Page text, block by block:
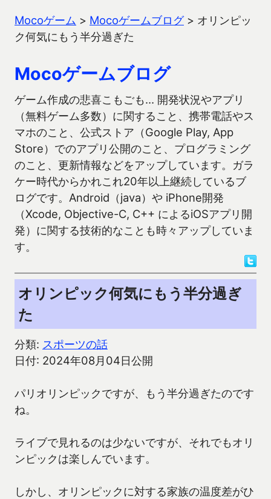
Mocoゲーム > Mocoゲームブログ> オリンピッ
ク何気にもう半分過ぎた
Mocoゲームブログ
ゲーム作成の悲喜こもごも… 開発状況やアプリ
（無料ゲーム多数）に関すること、携帯電話やス
マホのこと、公式ストア（Google Play, App
Store）でのアプリ公開のこと、プログラミング
のこと、更新情報などをアップしています。ガラ
ケー時代からかれこれ20年以上継続しているブ
ログです。Android（java）や iPhone開発
（Xcode, Objective-C, C++ によるiOSアプリ開
発）に関する技術的なことも時々アップしていま
す。
オリンピック何気にもう半分過ぎ
た
分類: スポーツの話
日付: 2024年08月04日公開
パリオリンピックですが、もう半分過ぎたのです
ね。
ライブで見れるのは少ないですが、それでもオリ
ンピックは楽しんでいます。
しかし、オリンピックに対する家族の温度差がひ